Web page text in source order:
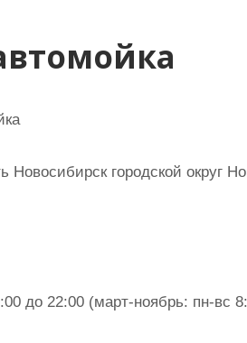
Новосибирск городской округ
до 22:00 (март-ноябрь: пн-вс